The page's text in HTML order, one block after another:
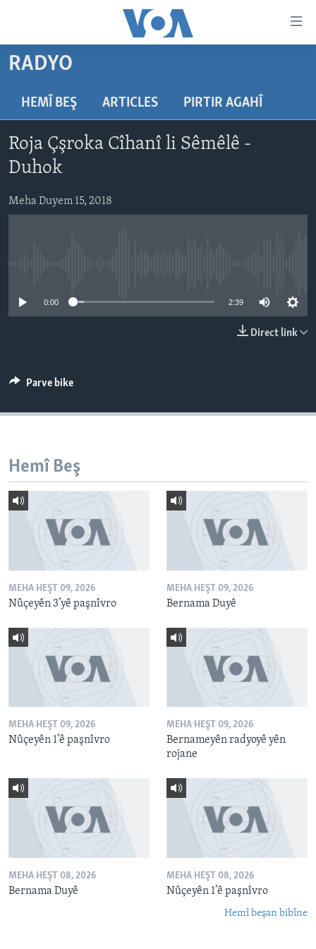
Yekser
here
naveroka
serekî
here
Malpera
Yekser
here
NÛÇE
FOTO GALERÎ
HEVPEYVÎN
AMERÎKA
TIRKÎYE
SÛRÎYE
CÎHAN
SORANÎ
Learning English
Zimanên Din
RADYO
HEMÎ BEŞ ARTICLES PIRTIR AGAHÎ
Roja Çşroka Cîhanî li Sêmêlê -
Duhok
Meha Duyem 15, 2018
0:00 2:39
Direct link
Parve bike
Hemî Beş
MEHA HEŞT 09, 2026
Nûçeyên 3’yê paşnîvro
MEHA HEŞT 09, 2026
Bernama Duyê
MEHA HEŞT 09, 2026
Nûçeyên 1’ê paşnîvro
MEHA HEŞT 09, 2026
Bernameyên radyoyê yên
rojane
MEHA HEŞT 08, 2026
Bernama Duyê
MEHA HEŞT 08, 2026
Nûçeyên 1’ê paşnîvro
Hemî beşan bibîne